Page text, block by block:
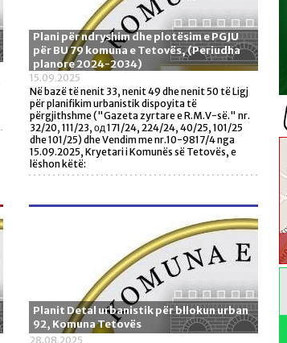
Plani për ndryshim dhe plotësim e PGJU
për BU 79 komuna e Tetovës, (Periudha
planore 2024-2034)
15.09.2025
Në bazë të nenit 33, nenit 49 dhe nenit 50 të Ligj
për planifikim urbanistik dispoyita të
përgjithshme ("Gazeta zyrtare e R.M.V-së." nr.
32/20, 111/23, од 171/24, 224/24, 40/25, 101/25
dhe 101/25) dhe Vendim me nr.10-9817/4 nga
15.09.2025, Kryetari i Komunës së Tetovës, e
lëshon këtë:
Planit Detal urbanistik për bllokun urban
92, Komuna Tetovës
28.08.2025